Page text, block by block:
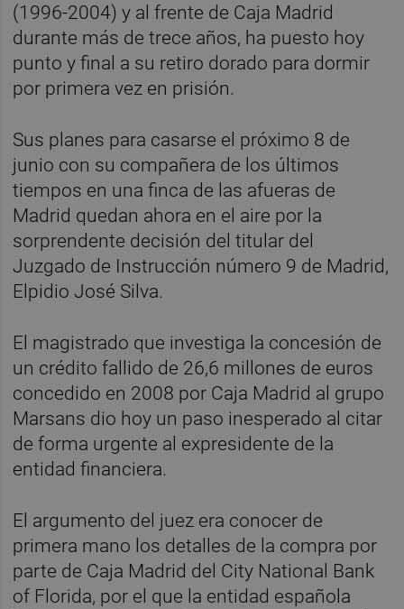
(1996-2004) y al frente de Caja Madrid
durante más de trece años, ha puesto hoy
punto y final a su retiro dorado para dormir
por primera vez en prisión.
Sus planes para casarse el próximo 8 de
junio con su compañera de los últimos
tiempos en una finca de las afueras de
Madrid quedan ahora en el aire por la
sorprendente decisión del titular del
Juzgado de Instrucción número 9 de Madrid,
Elpidio José Silva.
El magistrado que investiga la concesión de
un crédito fallido de 26,6 millones de euros
concedido en 2008 por Caja Madrid al grupo
Marsans dio hoy un paso inesperado al citar
de forma urgente al expresidente de la
entidad financiera.
El argumento del juez era conocer de
primera mano los detalles de la compra por
parte de Caja Madrid del City National Bank
of Florida, por el que la entidad española